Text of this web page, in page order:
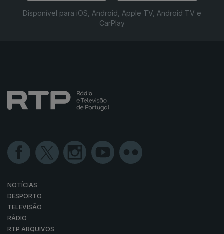
Disponível para iOS, Android, Apple TV, Android TV e
CarPlay
NOTÍCIAS
DESPORTO
TELEVISÃO
RÁDIO
RTP ARQUIVOS